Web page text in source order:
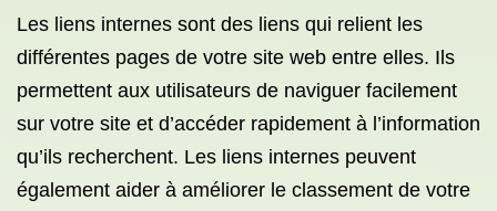
Les liens internes sont des liens qui relient les
différentes pages de votre site web entre elles. Ils
permettent aux utilisateurs de naviguer facilement
sur votre site et d’accéder rapidement à l’information
qu’ils recherchent. Les liens internes peuvent
également aider à améliorer le classement de votre